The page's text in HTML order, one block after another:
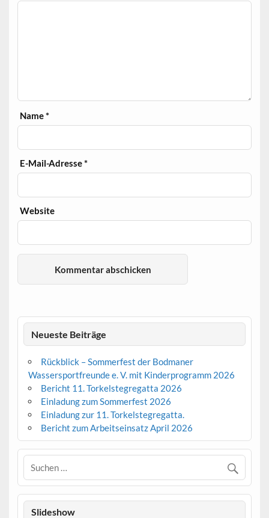
Name*
E-Mail-Adresse*
Website
Neueste Beiträge
Rückblick – Sommerfest der Bodmaner
Wassersportfreunde e. V. mit Kinderprogramm 2026
Bericht 11. Torkelstegregatta 2026
Einladung zum Sommerfest 2026
Einladung zur 11. Torkelstegregatta.
Bericht zum Arbeitseinsatz April 2026
Slideshow